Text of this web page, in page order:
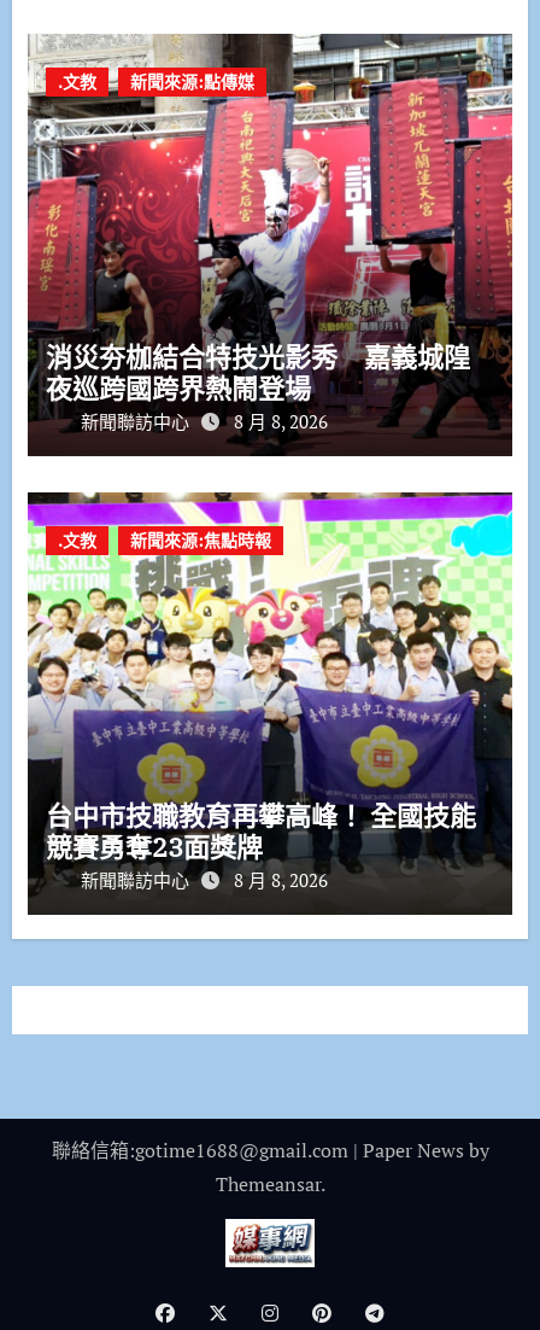
.文教 新聞來源:點傳媒
消災夯枷結合特技光影秀 嘉義城隍
夜巡跨國跨界熱鬧登場
新聞聯訪中心 8 月 8, 2026
.文教 新聞來源:焦點時報
台中市技職教育再攀高峰！ 全國技能
競賽勇奪23面獎牌
新聞聯訪中心 8 月 8, 2026
聯絡信箱:gotime1688@gmail.com | Paper News by
Themeansar.